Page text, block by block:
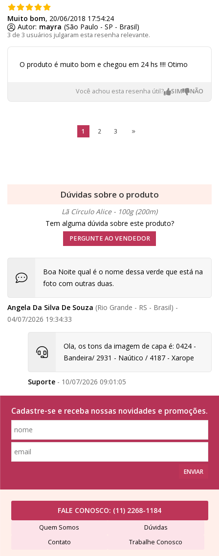
3 de 3 usuários julgaram esta resenha relevante.
Muito bom, 20/06/2018 17:54:24
Autor: mayra (São Paulo - SP - Brasil)
O produto é muito bom e chegou em 24 hs !!!! Otimo
Você achou esta resenha útil?
1 2 3
Dúvidas sobre o produto
Lã Círculo Alice - 100g (200m)
Tem alguma dúvida sobre este produto?
PERGUNTE AO VENDEDOR
Boa Noite qual é o nome dessa verde que está na
foto com outras duas.
Angela Da Silva De Souza (Rio Grande - RS - Brasil) -
04/07/2026 19:34:33
Ola, os tons da imagem de capa é: 0424 -
Bandeira/ 2931 - Naútico / 4187 - Xarope
Suporte- 10/07/2026 09:01:05
Cadastre-se e receba nossas novidades e promoções.
ENVIAR
FALE CONOSCO: (11) 2268-1184
Quem Somos
Dúvidas
Contato
Trabalhe Conosco